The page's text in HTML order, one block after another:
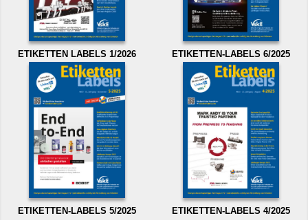
ETIKETTEN LABELS 1/2026 ETIKETTEN-LABELS 6/2025
ETIKETTEN-LABELS 5/2025 ETIKETTEN-LABELS 4/2025